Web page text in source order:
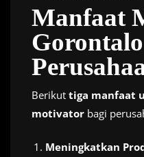
Manfaat
Berikut tiga manfaat
motivator bagi
Meningkatkan